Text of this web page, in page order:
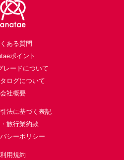
ある質問
ポイント
レードについて
ログについて
会社概要
法に基づく表記
旅行業約款
シーポリシー
利用規約